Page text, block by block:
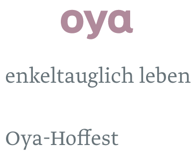
enkeltauglich leben
Oya-Hoffest